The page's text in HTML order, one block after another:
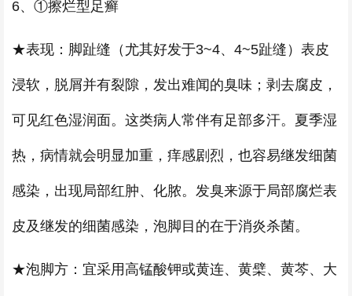
6、①擦烂型足癣
★表现：脚趾缝（尤其好发于3~4、4~5趾缝）表皮
浸软，脱屑并有裂隙，发出难闻的臭味；剥去腐皮，
可见红色湿润面。这类病人常伴有足部多汗。夏季湿
热，病情就会明显加重，痒感剧烈，也容易继发细菌
感染，出现局部红肿、化脓。发臭来源于局部腐烂表
皮及继发的细菌感染，泡脚目的在于消炎杀菌。
★泡脚方：宜采用高锰酸钾或黄连、黄檗、黄芩、大